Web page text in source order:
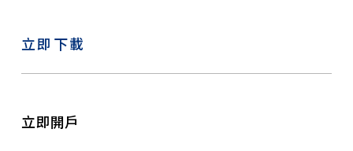
立即下載
立即開戶